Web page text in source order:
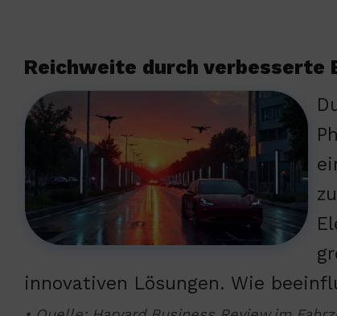
Reichweite durch verbesserte
innovativen Lösungen. Wie